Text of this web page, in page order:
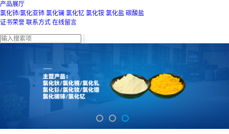
产品展厅
氯化铈/氯化亚铈 氯化镧 氯化钇 氯化铵 氯化盐 碳酸盐
证书荣誉 联系方式 在线留言